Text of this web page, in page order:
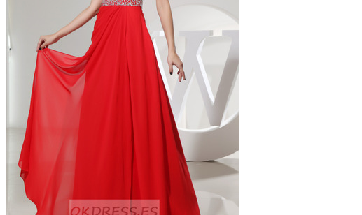
Vestidos de novia
Vestido de novia liquidación y venta
Vestidos de novia vendimia
Vestidos de novia 2023
Vestidos de novia sin tirantes
Vestidos de novia encaje
Vestidos de novia corte princesa